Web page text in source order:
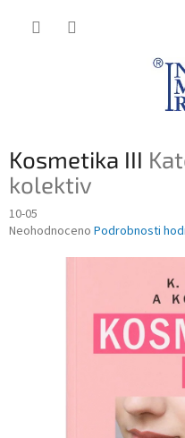
Kosmetika III
kolektiv
10-05
Průměrné
Neohodnoceno Podrobnosti